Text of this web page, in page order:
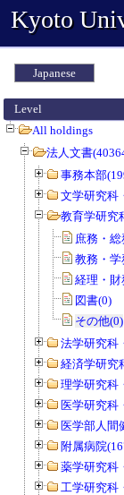
Kyoto
Japanese
Level
All holdings
法人文書
事務本部
文学研究科
教育学研究
庶務・総
教務・学
経理・財
図書(0)
その他(0)
法学研究科
経済学研究
理学研究科
医学研究科
医学部人間
附属病院
薬学研究科
工学研究科